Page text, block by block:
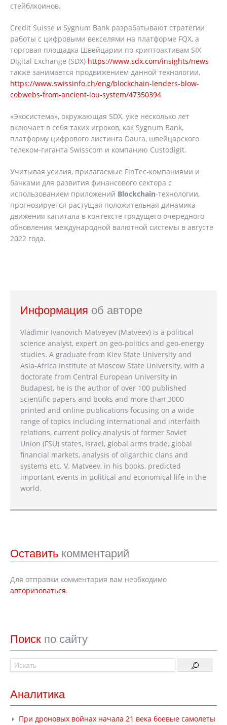
стейблкоинов.
Credit Suisse и Sygnum Bank разрабатывают стратегии
работы с цифровыми векселями на платформе FQX, а
торговая площадка Швейцарии по криптоактивам SIX
Digital Exchange (SDX) https://www.sdx.com/insights/news
также занимается продвижением данной технологии,
https://www.swissinfo.ch/eng/blockchain-lenders-blow-
cobwebs-from-ancient-iou-system/47350394
«Экосистема», окружающая SDX, уже несколько лет
включает в себя таких игроков, как Sygnum Bank,
платформу цифрового листинга Daura, швейцарского
телеком-гиганта Swisscom и компанию Custodigit.
Учитывая усилия, прилагаемые FinTec-компаниями и
банками для развития финансового сектора с
использованием приложений Blockchain-технологии,
прогнозируется растущая положительная динамика
движения капитала в контексте грядущего очередного
обновления международной валютной системы в августе
2022 года.
Информация об авторе
Vladimir Ivanovich Matveyev (Matveev) is a political
science analyst, expert on geo-politics and geo-energy
studies. A graduate from Kiev State University and
Asia-Africa Institute at Moscow State University, with a
doctorate from Central European University in
Budapest, he is the author of over 100 published
scientific papers and books and more than 3000
printed and online publications focusing on a wide
range of topics including international and interfaith
relations, current policy analysis of former Soviet
Union (FSU) states, Israel, global arms trade, global
financial markets, analysis of oligarchic clans and
systems etc. V. Matveev, in his books, predicted
important events in political and economical life in the
world.
Оставить комментарий
Для отправки комментария вам необходимо
авторизоваться.
Поиск по сайту
Аналитика
При дроновых войнах начала 21 века боевые самолеты